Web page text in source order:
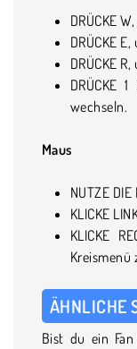
DRÜCKE
DRÜCKE
DRÜCKE
DRÜCKE
wechseln.
Maus
NUTZE
KLICKE
KLICKE
Kreismenü
ÄHNLICHE
Bist du ein